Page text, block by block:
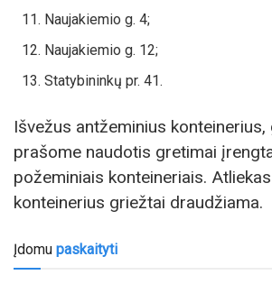
Naujakiemio g. 4;
Naujakiemio g. 12;
Statybininkų pr. 41.
Išvežus antžeminius konteinerius,
prašome naudotis gretimai
požeminiais konteineriais.
konteinerius griežtai draudžiama.
Įdomu paskaityti